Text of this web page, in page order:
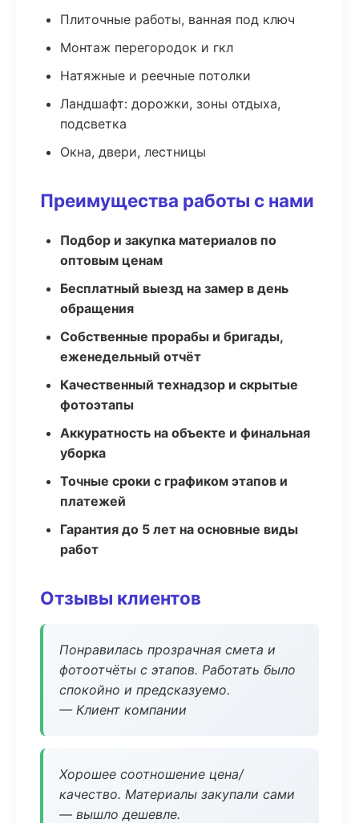
Плиточные работы, ванная под ключ
Монтаж перегородок и гкл
Натяжные и реечные потолки
Ландшафт: дорожки, зоны отдыха,
подсветка
Окна, двери, лестницы
Преимущества работы с нами
Подбор и закупка материалов по
оптовым ценам
Бесплатный выезд на замер в день
обращения
Собственные прорабы и бригады,
еженедельный отчёт
Качественный технадзор и скрытые
фотоэтапы
Аккуратность на объекте и финальная
уборка
Точные сроки с графиком этапов и
платежей
Гарантия до 5 лет на основные виды
работ
Отзывы клиентов
Понравилась прозрачная смета и
фотоотчёты с этапов. Работать было
спокойно и предсказуемо.
— Клиент компании
Хорошее соотношение цена/
качество. Материалы закупали сами
— вышло дешевле.